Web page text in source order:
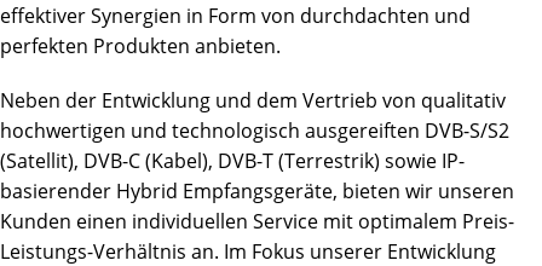
effektiver Synergien in Form von durchdachten und
perfekten Produkten anbieten.
Neben der Entwicklung und dem Vertrieb von qualitativ
hochwertigen und technologisch ausgereiften DVB-S/S2
(Satellit), DVB-C (Kabel), DVB-T (Terrestrik) sowie IP-
basierender Hybrid Empfangsgeräte, bieten wir unseren
Kunden einen individuellen Service mit optimalem Preis-
Leistungs-Verhältnis an. Im Fokus unserer Entwicklung